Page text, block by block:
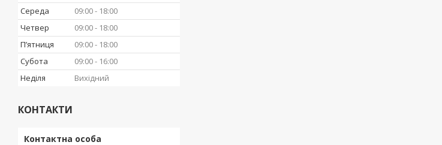
Середа
09:00
18:00
Четвер
09:00
18:00
Пʼятниця
09:00
18:00
Субота
09:00
16:00
Неділя
Вихідний
КОНТАКТИ